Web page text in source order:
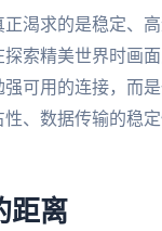
渴求的是稳定、
索精美世界时画
可用的连接，而
、数据传输的稳
距离